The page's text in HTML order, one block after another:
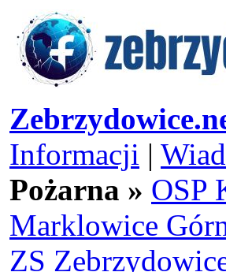
Informacji |
Pożarna » OSP
Marklowice
ZS